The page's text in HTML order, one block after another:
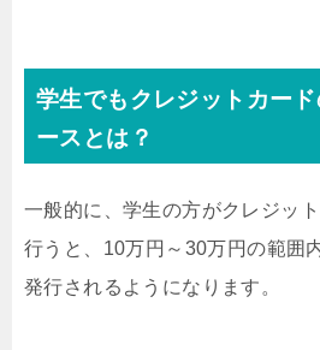
学生でもクレジットカー
ースとは？
一般的に、学生の方がクレジッ
行うと、10万円～30万円の範囲
発行されるようになります。